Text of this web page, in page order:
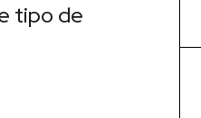
tipo de